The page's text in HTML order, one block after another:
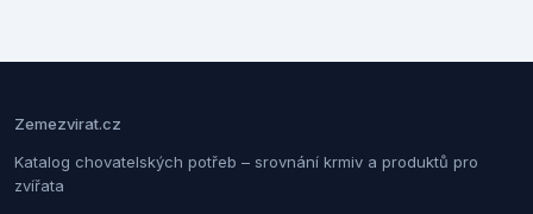
Zemezvirat.cz
Katalog chovatelských potřeb – srovnání krmiv a produktů pro
zvířata